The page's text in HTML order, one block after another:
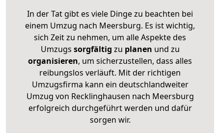
In der Tat gibt es viele Dinge zu beachten bei
einem Umzug nach Meersburg. Es ist wichtig,
sich Zeit zu nehmen, um alle Aspekte des
Umzugs sorgfältig zu planen und zu
organisieren, um sicherzustellen, dass alles
reibungslos verläuft. Mit der richtigen
Umzugsfirma kann ein deutschlandweiter
Umzug von Recklinghausen nach Meersburg
erfolgreich durchgeführt werden und dafür
sorgen wir.